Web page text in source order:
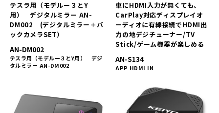
テスラ用（モデルー３とY
用） デジタルミラー AN-
DM002 (デジタルミラー＋バ
ックカメラSET）
AN-DM002
テスラ用（モデルー３とY用） デジ
タルミラー AN-DM002
車にHDMI入力が無くても、
CarPlay対応ディスプレイオ
ーディオに有線接続でHDMI出
力の地デジチューナー/TV
Stick/ゲーム機器が楽しめる
AN-S134
APP HDMI IN